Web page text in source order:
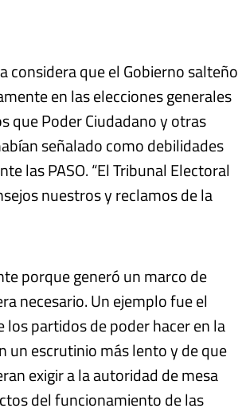
considera que el Gobierno salteño
en las elecciones generales
que Poder Ciudadano y otras
señalado como debilidades
las PASO. “El Tribunal Electoral
nuestros y reclamos de la
porque generó un marco de
necesario. Un ejemplo fue el
partidos de poder hacer en la
un escrutinio más lento y de que
exigir a la autoridad de mesa
del funcionamiento de las